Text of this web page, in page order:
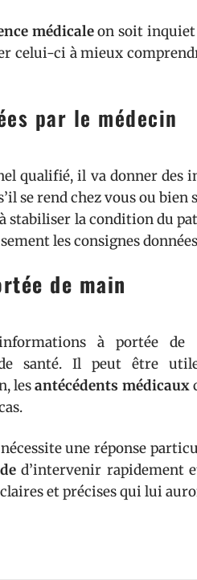
médicaleon soit inquiet
celui-ci à mieux
par le médecin
qualifié, il va donner des
se rend chez vous ou bien
stabiliser la condition du
les consignes
de main
à portée
santé. Il peut être
lesantécédents médicaux
une réponse
d’intervenir rapidement
et précises qui lui